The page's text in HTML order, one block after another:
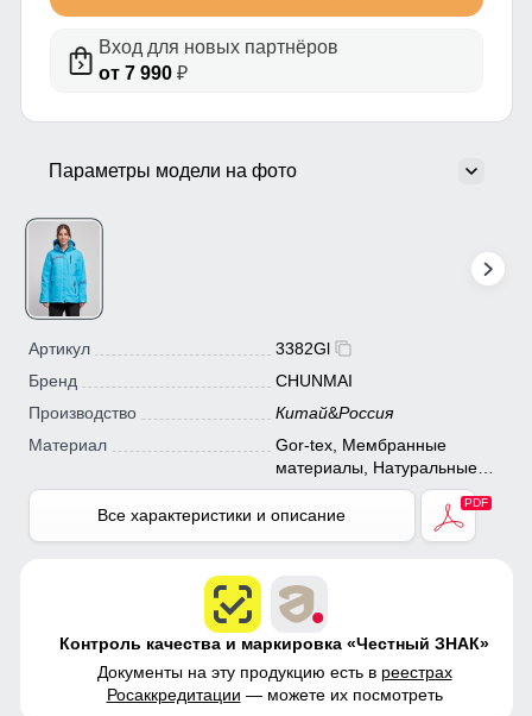
Вход для новых партнёров
от 7 990₽
Параметры модели на фото
Артикул
3382Gl
Бренд
CHUNMAI
Производство
Китай&Россия
Материал
Gor-tex, Мембранные
материалы, Натуральные
материалы, Полиэстер,
Плащевка, Тефлон,
Экологичные материалы
Все характеристики и описание
Контроль качества и маркировка «Честный ЗНАК»
Документы на эту продукцию есть в реестрах
Росаккредитации — можете их посмотреть